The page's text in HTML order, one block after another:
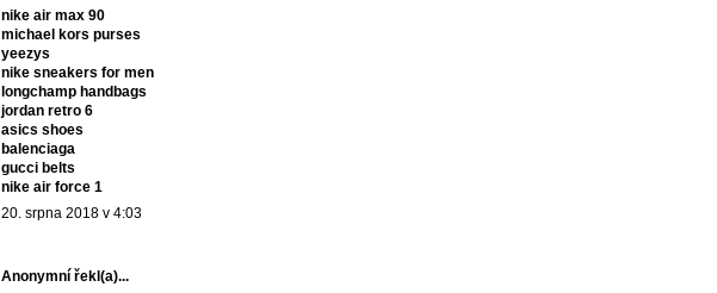
nike air max 90
michael kors purses
yeezys
nike sneakers for men
longchamp handbags
jordan retro 6
asics shoes
balenciaga
gucci belts
nike air force 1
20. srpna 2018 v 4:03
Anonymní řekl(a)...